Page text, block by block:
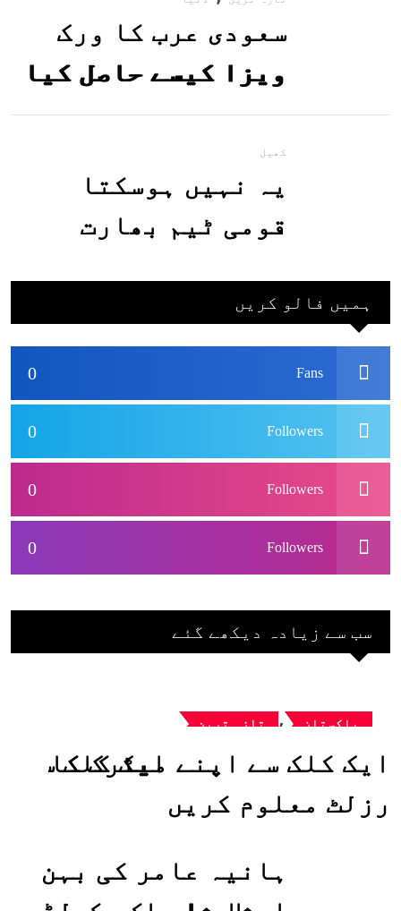
سعودی عرب کا ورک
ویزا کیسے حاصل کیا
جاسکتا ہے؟جانیے
کھیل
یہ نہیں ہوسکتا
قومی ٹیم بھارت
بھارتی ٹیم پاکستان
نہ آئے، محسن نقوی
ہمیں فالو کریں
0 Fans
0 Followers
0 Followers
0 Followers
سب سے زیادہ دیکھے گئے
پاکستان , تازہ ترین
ایک کلک سے اپنے میٹرک کا
رزلٹ معلوم کریں
ہانیہ عامر کی بہن